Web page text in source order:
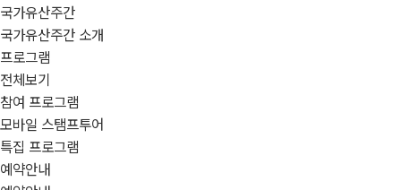
국가유산주간
국가유산주간 소개
프로그램
전체보기
참여 프로그램
모바일 스탬프투어
특집 프로그램
예약안내